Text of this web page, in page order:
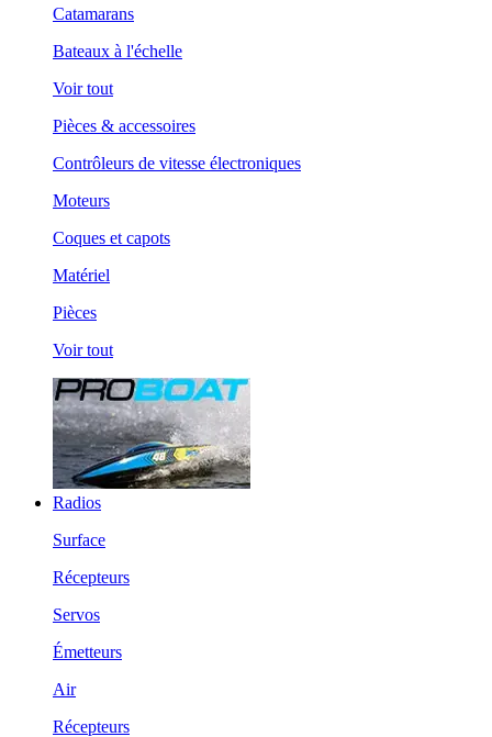
Catamarans
Bateaux à l'échelle
Voir tout
Pièces & accessoires
Contrôleurs de vitesse électroniques
Moteurs
Coques et capots
Matériel
Pièces
Voir tout
Radios
Surface
Récepteurs
Servos
Émetteurs
Air
Récepteurs